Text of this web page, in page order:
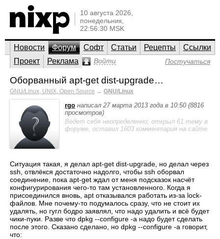
10 августа 2026,
понедельник,
22:56:30 MSK
Новости Форум Софт Статьи Рецепты
Ссылки
Проект
Реклама Войти Постучаться
Оборванный apt-get dist-upgrade…
GNU/Linux, UNIX, Open Source → GNU/Linux
rgo написал 27 марта 2013 года в 10:50 (8816
просмотров)
Ведет себя неопределенно; открыл 61 тему в
форуме, оставил 1603 комментария на сайте.
Ситуация такая, я делал apt-get dist-upgrade, но делал через
ssh, отвлёкся достаточно надолго, чтобы ssh оборвал
соединение, пока apt-get ждал от меня подсказок насчёт
конфигурирования чего-то там установленного. Когда я
присоединился вновь, apt отказывался работать из-за lock-
файлов. Мне почему-то подумалось сразу, что не стоит их
удалять, но гугл бодро заявлял, что надо удалить и всё будет
чики-пуки. Разве что dpkg --configure -a надо будет сделать
после этого. Сказано сделано, но dpkg --configure -a говорит,
что: